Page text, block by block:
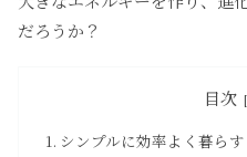
だろうか？
目次
シンプルに効率よく暮ら